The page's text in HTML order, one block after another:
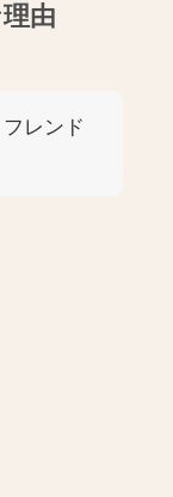
由
レンド